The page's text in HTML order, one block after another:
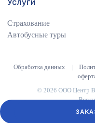
Услуги
Страхование
Автобусные туры
Обработка данных |
© 2026 ООО Центр
Все